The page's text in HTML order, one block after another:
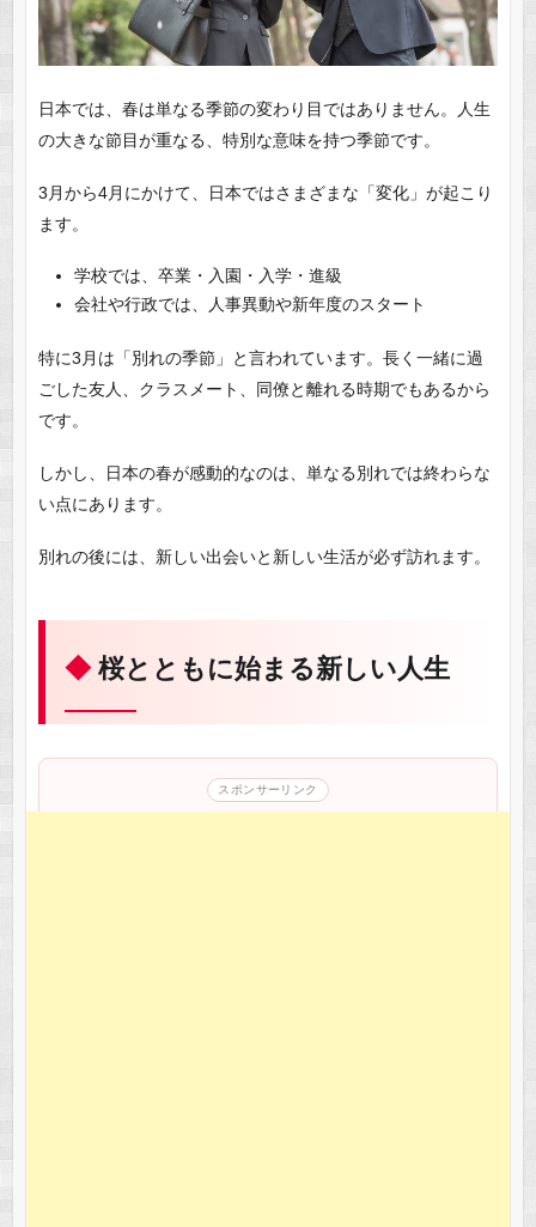
日本では、春は単なる季節の変わり目ではありません。人生
の大きな節目が重なる、特別な意味を持つ季節です。
3月から4月にかけて、日本ではさまざまな「変化」が起こり
ます。
学校では、卒業・入園・入学・進級
会社や行政では、人事異動や新年度のスタート
特に3月は「別れの季節」と言われています。長く一緒に過
ごした友人、クラスメート、同僚と離れる時期でもあるから
です。
しかし、日本の春が感動的なのは、単なる別れでは終わらな
い点にあります。
別れの後には、新しい出会いと新しい生活が必ず訪れます。
桜とともに始まる新しい人生
スポンサーリンク